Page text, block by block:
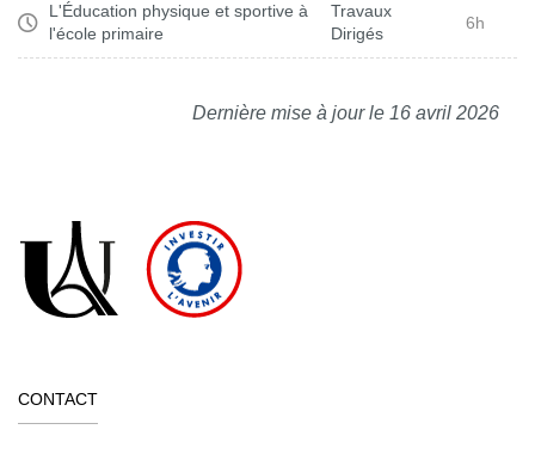
L'Éducation physique et sportive à
l'école primaire
Travaux
Dirigés
6h
Dernière mise à jour le 16 avril 2026
CONTACT